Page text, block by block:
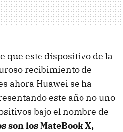
que este dispositivo de la
recibimiento de
ahora Huawei se ha
este año no uno
bajo el nombre de
son los MateBook X,